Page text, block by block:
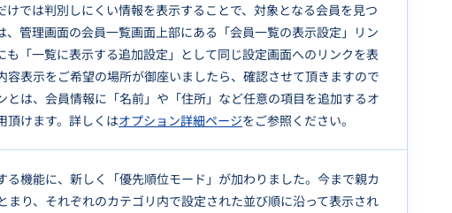
では判別しにくい情報を表示することで、対象となる会員を見つ
管理画面の会員一覧画面上部にある「会員一覧の表示設定」リン
「一覧に表示する追加設定」として同じ設定画面へのリンクを表
表示をご希望の場所が御座いましたら、確認させて頂きますので
は、会員情報に「名前」や「住所」など任意の項目を追加するオ
頂けます。詳しくはオプション詳細ページをご参照ください。
る機能に、新しく「優先順位モード」が加わりました。今まで親カ
り、それぞれのカテゴリ内で設定された並び順に沿って表示され